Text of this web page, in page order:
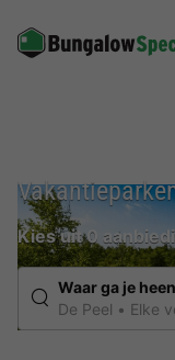
Kies uit 0
Waar ga je
De Peel
Elke